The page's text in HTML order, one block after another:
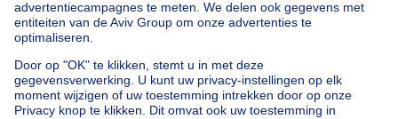
Onze huurwoningen met slaapkamers
Appartement te koop met 3 slaapkamers Oostende
Huis te koop met 3 slaapkamers Stene
Huis te koop met 3 slaapkamers Deurne